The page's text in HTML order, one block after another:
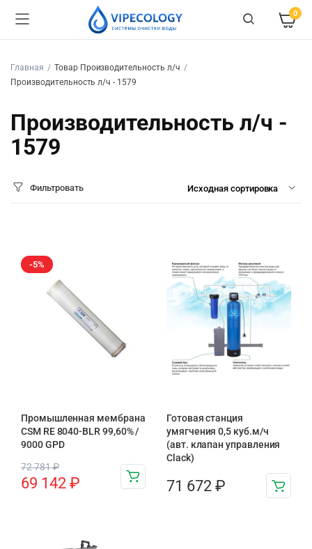
0
Главная
Товар Производительность л/ч
Производительность л/ч - 1579
Производительность л/ч -
1579
Фильтровать
-5%
Промышленная мембрана
CSM RE 8040-BLR 99,60% /
9000 GPD
72 781₽
69 142 ₽
Готовая станция
умягчения 0,5 куб.м/ч
(авт. клапан управления
Clack)
71 672 ₽